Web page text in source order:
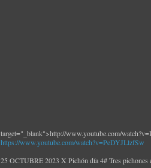
target="_blank">http://www.youtube.com/
https://www.youtube.com/watch?v=PeDYJLlzfSw
25 OCTUBRE 2023 X Pichón día 4# Tres